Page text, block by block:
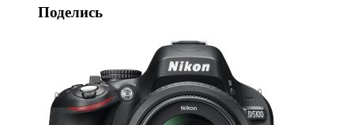
Поделись